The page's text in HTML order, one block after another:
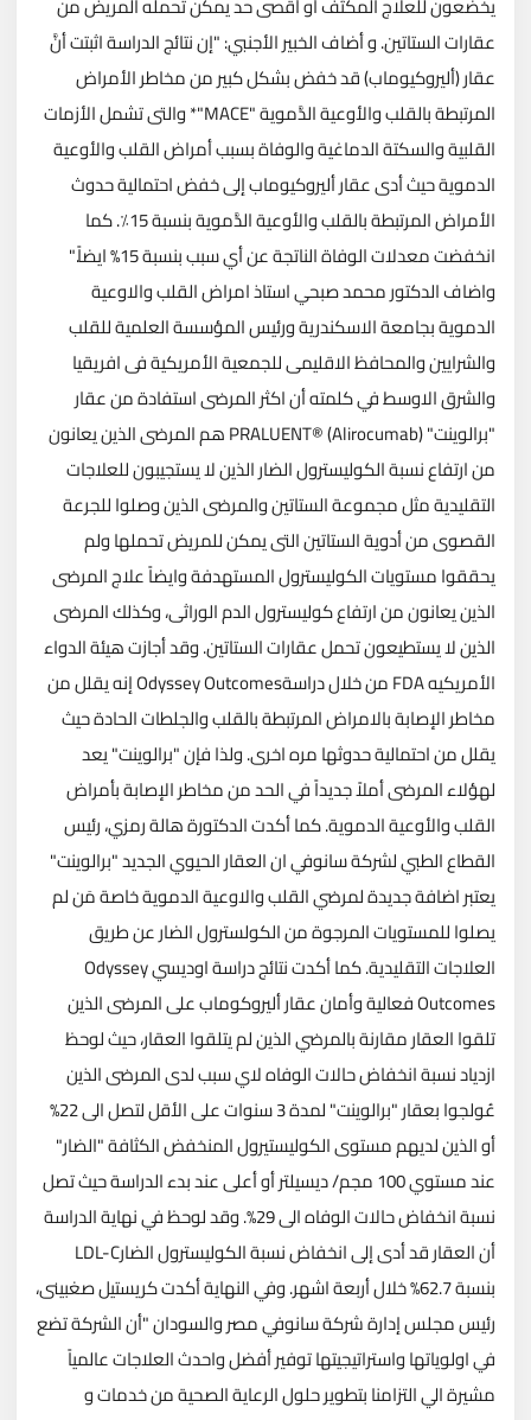
عقارات الستاتين. و أضاف الخبير الأجنبي: "إن نتائج الدراسة اثبتت أنَّ
عقار (أليروكيوماب) قد خفض بشكل كبير من مخاطر الأمراض
المرتبطة بالقلب والأوعية الدَّموية "MACE"* والتى تشمل الأزمات
القلبية والسكتة الدماغية والوفاة بسبب أمراض القلب والأوعية
الدموية حيث أدى عقار أليروكيوماب إلى خفض احتمالية حدوث
الأمراض المرتبطة بالقلب والأوعية الدَّموية بنسبة 15٪. كما
انخفضت معدلات الوفاة الناتجة عن أي سبب بنسبة 15% ايضاً."
واضاف الدكتور محمد صبحي استاذ امراض القلب والاوعية
الدموية بجامعة الاسكندرية ورئيس المؤسسة العلمية للقلب
والشرايين والمحافظ الاقليمى للجمعية الأمريكية فى افريقيا
والشرق الاوسط في كلمته أن اكثر المرضى استفادة من عقار
"برالوينت" (PRALUENT® (Alirocumab هم المرضى الذين يعانون
من ارتفاع نسبة الكوليسترول الضار الذين لا يستجيبون للعلاجات
التقليدية مثل مجموعة الستاتين والمرضى الذين وصلوا للجرعة
القصوى من أدوية الستاتين التى يمكن للمريض تحملها ولم
يحققوا مستويات الكوليسترول المستهدفة وايضاً علاج المرضى
الذين يعانون من ارتفاع كوليسترول الدم الوراثى، وكذلك المرضى
الذين لا يستطيعون تحمل عقارات الستاتين. وقد أجازت هيئة الدواء
الأمريكيه FDA من خلال دراسةOdyssey Outcomes إنه يقلل من
مخاطر الإصابة بالامراض المرتبطة بالقلب والجلطات الحادة حيث
يقلل من احتمالية حدوثها مره اخرى. ولذا فإن "برالوينت" يعد
لهؤلاء المرضى أملاً جديداً في الحد من مخاطر الإصابة بأمراض
القلب والأوعية الدموية. كما أكدت الدكتورة هالة رمزي، رئيس
القطاع الطبي لشركة سانوفي ان العقار الحيوي الجديد "برالوينت"
يعتبر اضافة جديدة لمرضي القلب والاوعية الدموية خاصة مَن لم
يصلوا للمستويات المرجوة من الكولسترول الضار عن طريق
العلاجات التقليدية. كما أكدت نتائج دراسة اوديسي Odyssey
Outcomes فعالية وأمان عقار أليروكوماب على المرضى الذين
تلقوا العقار مقارنة بالمرضي الذين لم يتلقوا العقار، حيث لوحظ
ازدياد نسبة انخفاض حالات الوفاه لاي سبب لدى المرضى الذين
عُولجوا بعقار "برالوينت" لمدة 3 سنوات على الأقل لتصل الى 22%
أو الذين لديهم مستوى الكوليستيرول المنخفض الكثافة "الضار"
عند مستوي 100 مجم/ ديسيلتر أو أعلى عند بدء الدراسة حيث تصل
نسبة انخفاض حالات الوفاه الى 29%. وقد لوحظ في نهاية الدراسة
أن العقار قد أدى إلى انخفاض نسبة الكوليسترول الضارLDL-C
بنسبة 62.7% خلال أربعة اشهر. وفي النهاية أكدت كريستيل صغبينى،
رئيس مجلس إدارة شركة سانوفي مصر والسودان "أن الشركة تضع
في اولوياتها واستراتيجيتها توفير أفضل واحدث العلاجات عالمياً
مشيرة الي التزامنا بتطوير حلول الرعاية الصحية من خدمات و